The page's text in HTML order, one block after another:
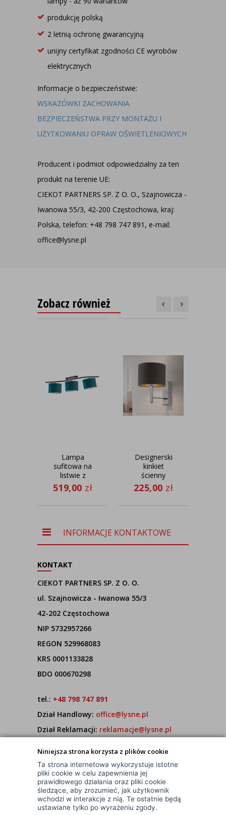
Niniejsza strona korzysta z plików cookie
Ta strona internetowa wykorzystuje istotne
pliki cookie w celu zapewnienia jej
prawidłowego działania oraz pliki cookie
śledzące, aby zrozumieć, jak użytkownik
wchodzi w interakcje z nią. Te ostatnie będą
ustawiane tylko po wyrażeniu zgody.
produkcję polską
2 letnią ochronę gwarancyjną
unijny certyfikat zgodności CE wyrobów
elektrycznych
Informacje o bezpieczeństwie:
WSKAZÓWKI ZACHOWANIA
BEZPIECZEŃSTWA PRZY MONTAŻU I
UŻYTKOWANIU OPRAW OŚWIETLENIOWYCH
Producent i podmiot odpowiedzialny za ten
produkt na terenie UE:
CIEKOT PARTNERS SP. Z O. O., Szajnowicza -
Iwanowa 55/3, 42-200 Częstochowa, kraj:
Polska, telefon: +48 798 747 891, e-mail:
office@lysne.pl
Zobacz również
Lampa
sufitowa na
listwie z
welurowymi
abażurami
regulowana
519,00 zł
Designerski
kinkiet
ścienny
czarny LED
TEGU GOLD
225,00 zł
INFORMACJE KONTAKTOWE
KONTAKT
CIEKOT PARTNERS SP. Z O. O.
ul. Szajnowicza - Iwanowa 55/3
42-202 Częstochowa
NIP 5732957266
REGON 529968083
KRS 0001133828
BDO 000670298
tel.: +48 798 747 891
Dział Handlowy: office@lysne.pl
Dział Reklamacji: reklamacje@lysne.pl
7:00 - 15:00